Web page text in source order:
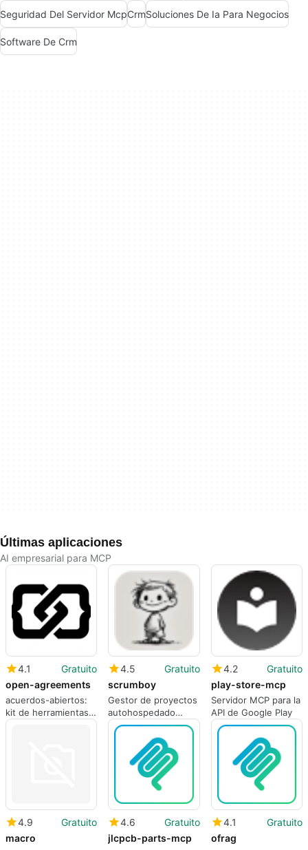
Seguridad Del Servidor McpCrmSoluciones De Ia Para Negocios
Software De Crm
Últimas aplicaciones
AI empresarial para MCP
4.1
Gratuito
open-agreements
acuerdos-abiertos:
kit de herramientas
MCP para la
4.5
Gratuito
scrumboy
Gestor de proyectos
autohospedado
Scrumboy
4.2
Gratuito
play-store-mcp
Servidor MCP para la
API de Google Play
4.9
Gratuito
macro
4.6
Gratuito
jlcpcb-parts-mcp
4.1
Gratuito
ofrag